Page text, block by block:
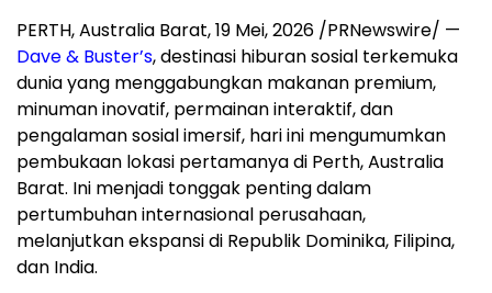
PERTH, Australia Barat,19 Mei, 2026 /PRNewswire/ —
Dave & Buster’s, destinasi hiburan sosial terkemuka
dunia yang menggabungkan makanan premium,
minuman inovatif, permainan interaktif, dan
pengalaman sosial imersif, hari ini mengumumkan
pembukaan lokasi pertamanya di Perth, Australia
Barat. Ini menjadi tonggak penting dalam
pertumbuhan internasional perusahaan,
melanjutkan ekspansi di Republik Dominika, Filipina,
dan India.